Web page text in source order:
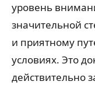
уровень
значительной
и приятному
условиях. Это
действительно